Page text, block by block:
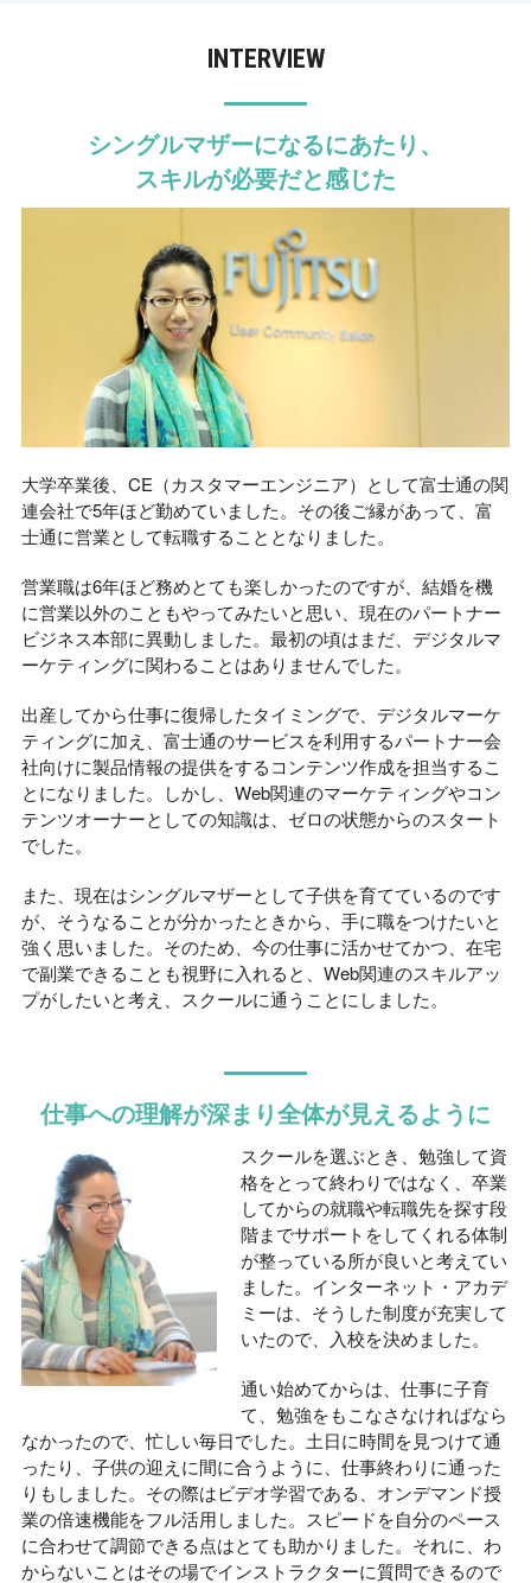
INTERVIEW
シングルマザーになるにあたり、
スキルが必要だと感じた
大学卒業後、CE（カスタマーエンジニア）として富士通の関
連会社で5年ほど勤めていました。その後ご縁があって、富
士通に営業として転職することとなりました。
営業職は6年ほど務めとても楽しかったのですが、結婚を機
に営業以外のこともやってみたいと思い、現在のパートナー
ビジネス本部に異動しました。最初の頃はまだ、デジタルマ
ーケティングに関わることはありませんでした。
出産してから仕事に復帰したタイミングで、デジタルマーケ
ティングに加え、富士通のサービスを利用するパートナー会
社向けに製品情報の提供をするコンテンツ作成を担当するこ
とになりました。しかし、Web関連のマーケティングやコン
テンツオーナーとしての知識は、ゼロの状態からのスタート
でした。
また、現在はシングルマザーとして子供を育てているのです
が、そうなることが分かったときから、手に職をつけたいと
強く思いました。そのため、今の仕事に活かせてかつ、在宅
で副業できることも視野に入れると、Web関連のスキルアッ
プがしたいと考え、スクールに通うことにしました。
仕事への理解が深まり全体が見えるように
スクールを選ぶとき、勉強して資
格をとって終わりではなく、卒業
してからの就職や転職先を探す段
階までサポートをしてくれる体制
が整っている所が良いと考えてい
ました。インターネット・アカデ
ミーは、そうした制度が充実して
いたので、入校を決めました。
通い始めてからは、仕事に子育
て、勉強をもこなさなければなら
なかったので、忙しい毎日でした。土日に時間を見つけて通
ったり、子供の迎えに間に合うように、仕事終わりに通った
りもしました。その際はビデオ学習である、オンデマンド授
業の倍速機能をフル活用しました。スピードを自分のペース
に合わせて調節できる点はとても助かりました。それに、わ
からないことはその場でインストラクターに質問できるので